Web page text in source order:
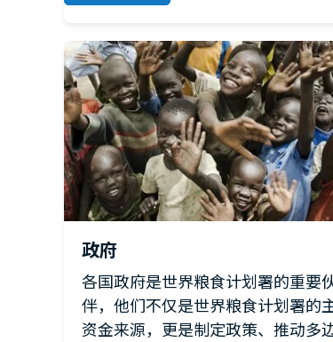
政府
各国政府是世界粮食计划署的重要
伴，他们不仅是世界粮食计划署的
资金来源，更是制定政策、推动多